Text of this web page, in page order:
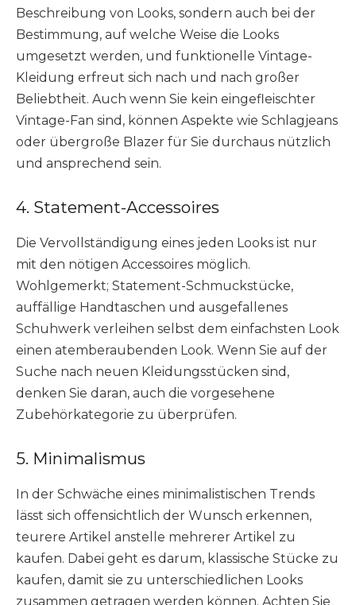
Beschreibung von Looks, sondern auch bei der
Bestimmung, auf welche Weise die Looks
umgesetzt werden, und funktionelle Vintage-
Kleidung erfreut sich nach und nach großer
Beliebtheit. Auch wenn Sie kein eingefleischter
Vintage-Fan sind, können Aspekte wie Schlagjeans
oder übergroße Blazer für Sie durchaus nützlich
und ansprechend sein.
4. Statement-Accessoires
Die Vervollständigung eines jeden Looks ist nur
mit den nötigen Accessoires möglich.
Wohlgemerkt; Statement-Schmuckstücke,
auffällige Handtaschen und ausgefallenes
Schuhwerk verleihen selbst dem einfachsten Look
einen atemberaubenden Look. Wenn Sie auf der
Suche nach neuen Kleidungsstücken sind,
denken Sie daran, auch die vorgesehene
Zubehörkategorie zu überprüfen.
5. Minimalismus
In der Schwäche eines minimalistischen Trends
lässt sich offensichtlich der Wunsch erkennen,
teurere Artikel anstelle mehrerer Artikel zu
kaufen. Dabei geht es darum, klassische Stücke zu
kaufen, damit sie zu unterschiedlichen Looks
zusammen getragen werden können. Achten Sie